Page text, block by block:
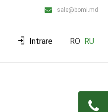
sale@bomi.md
Intrare RO RU